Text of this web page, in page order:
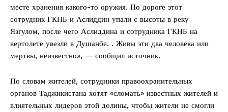
месте хранения какого-то оружия. По дороге этот
сотрудник ГКНБ и Аслиддин упали с высоты в реку
Язгулом, после чего Аслиддина и сотрудника ГКНБ на
вертолете увезли в Душанбе. . Живы эти два человека или
мертвы, неизвестно», — сообщил источник.
По словам жителей, сотрудники правоохранительных
органов Таджикистана хотят «сломать» известных жителей и
влиятельных лидеров этой долины, чтобы жители не смогли